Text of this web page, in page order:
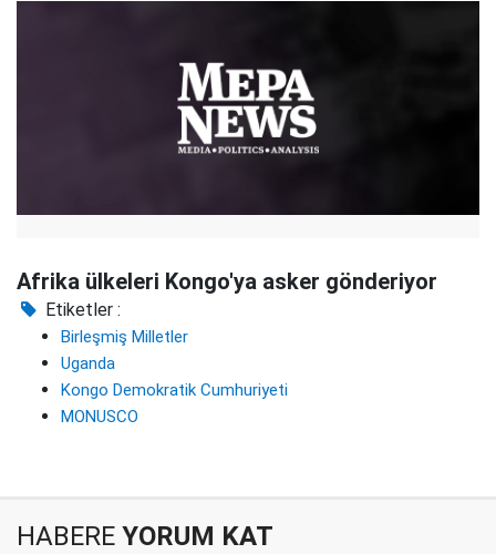
Afrika ülkeleri Kongo'ya asker gönderiyor
Etiketler :
Birleşmiş Milletler
Uganda
Kongo Demokratik Cumhuriyeti
MONUSCO
HABERE YORUM KAT